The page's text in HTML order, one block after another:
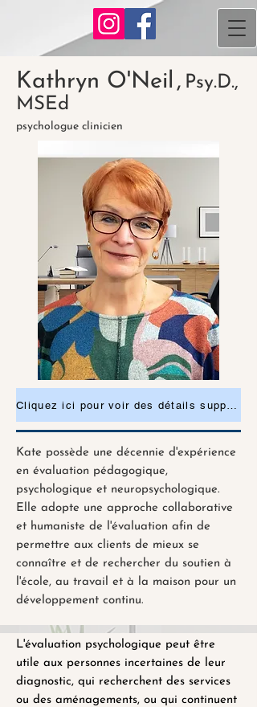
Kathryn O'Neil , Psy.D.,
MSEd
psychologue clinicien
Kate possède une décennie d'expérience
en évaluation pédagogique,
psychologique et neuropsychologique.
Elle adopte une approche collaborative
et humaniste de l'évaluation afin de
permettre aux clients de mieux se
connaître et de rechercher du soutien à
l'école, au travail et à la maison pour un
développement continu.
L'évaluation psychologique peut être
utile aux personnes incertaines de leur
diagnostic, qui recherchent des services
ou des aménagements, ou qui continuent